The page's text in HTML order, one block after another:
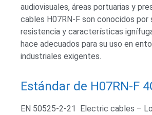
audiovisuales, áreas portuarias y
cables H07RN-F son conocidos por
resistencia y características
hace adecuados para su uso en
industriales exigentes.
Estándar de H07RN-F
EN 50525-2-21 Electric cables –